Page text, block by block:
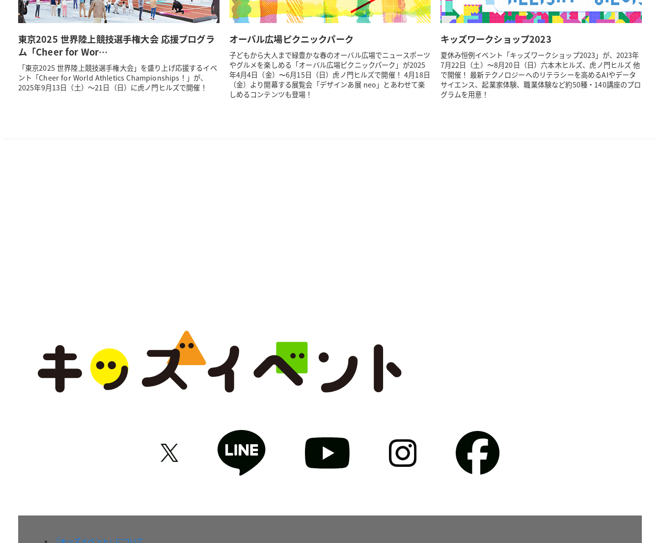
東京2025 世界陸上競技選手権大会 応援プログラ
ム「Cheer for Wor…
「東京2025 世界陸上競技選手権大会」を盛り上げ応援するイベ
ント「Cheer for World Athletics Championships！」が、
2025年9月13日（土）～21日（日）に虎ノ門ヒルズで開催！
オーバル広場ピクニックパーク
子どもから大人まで緑豊かな春のオーバル広場でニュースポーツ
やグルメを楽しめる「オーバル広場ピクニックパーク」が2025
年4月4日（金）〜6月15日（日）虎ノ門ヒルズで開催！ 4月18日
（金）より開幕する展覧会「デザインあ展 neo」とあわせて楽
しめるコンテンツも登場！
キッズワークショップ2023
夏休み恒例イベント「キッズワークショップ2023」が、2023年
7月22日（土）〜8月20日（日）六本木ヒルズ、虎ノ門ヒルズ 他
で開催！ 最新テクノロジーへのリテラシーを高めるAIやデータ
サイエンス、起業家体験、職業体験など約50種・140講座のプロ
グラムを用意！